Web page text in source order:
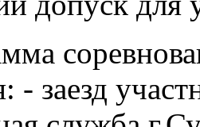
- заезд